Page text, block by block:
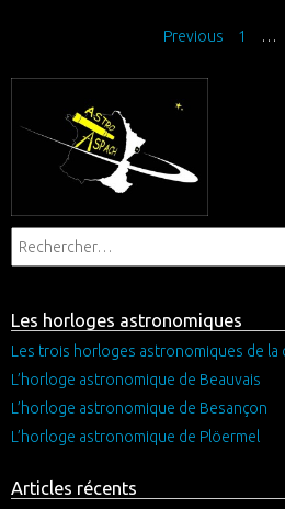
Previous 1 …
Les horloges astronomiques
Les trois horloges astronomiques de la
L’horloge astronomique de Beauvais
L’horloge astronomique de Besançon
L’horloge astronomique de Plöermel
Articles récents